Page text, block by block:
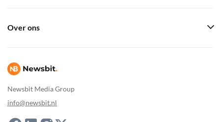
Newsbit Media Group
info@newsbit.nl
Over ons